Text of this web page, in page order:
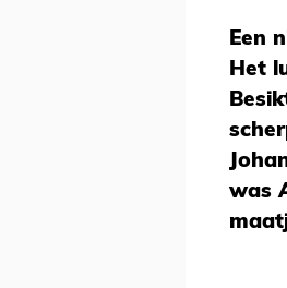
Een
Het
was